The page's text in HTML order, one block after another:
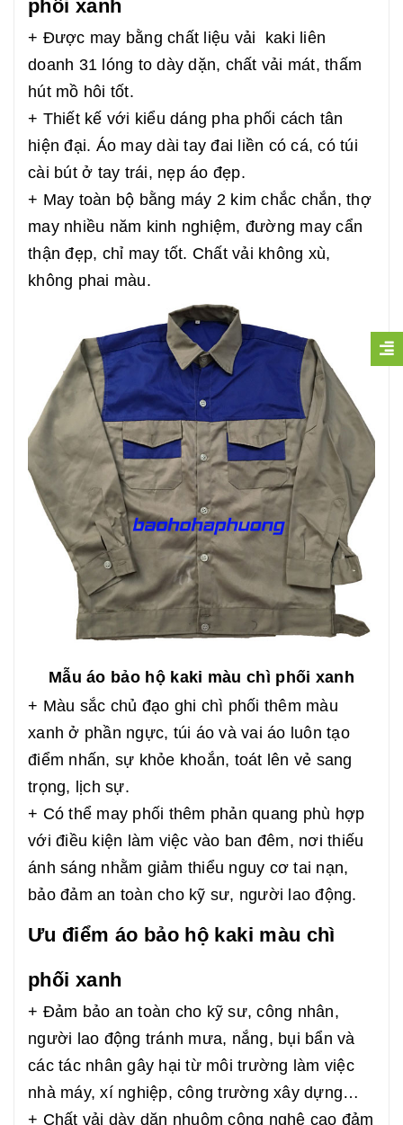
phối xanh
+ Được may bằng chất liệu vải kaki liên
doanh 31 lóng to dày dặn, chất vải mát, thấm
hút mồ hôi tốt.
+ Thiết kế với kiểu dáng pha phối cách tân
hiện đại. Áo may dài tay đai liền có cá, có túi
cài bút ở tay trái, nẹp áo đẹp.
+ May toàn bộ bằng máy 2 kim chắc chắn, thợ
may nhiều năm kinh nghiệm, đường may cẩn
thận đẹp, chỉ may tốt. Chất vải không xù,
không phai màu.
Mẫu áo bảo hộ kaki màu chì phối xanh
+ Màu sắc chủ đạo ghi chì phối thêm màu
xanh ở phần ngực, túi áo và vai áo luôn tạo
điểm nhấn, sự khỏe khoắn, toát lên vẻ sang
trọng, lịch sự.
+ Có thể may phối thêm phản quang phù hợp
với điều kiện làm việc vào ban đêm, nơi thiếu
ánh sáng nhằm giảm thiểu nguy cơ tai nạn,
bảo đảm an toàn cho kỹ sư, người lao động.
Ưu điểm áo bảo hộ kaki màu chì
phối xanh
+ Đảm bảo an toàn cho kỹ sư, công nhân,
người lao động tránh mưa, nắng, bụi bẩn và
các tác nhân gây hại từ môi trường làm việc
nhà máy, xí nghiệp, công trường xây dựng…
+ Chất vải dày dặn nhuộm công nghệ cao đảm